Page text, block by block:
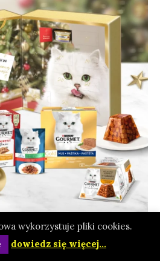
wykorzystuje pliki cookies.
dowiedz się więcej...